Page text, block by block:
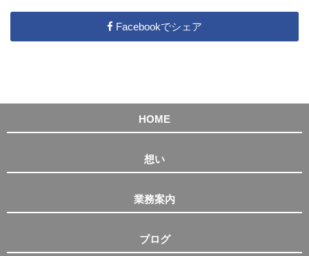
Facebookでシェア
HOME
想い
業務案内
ブログ